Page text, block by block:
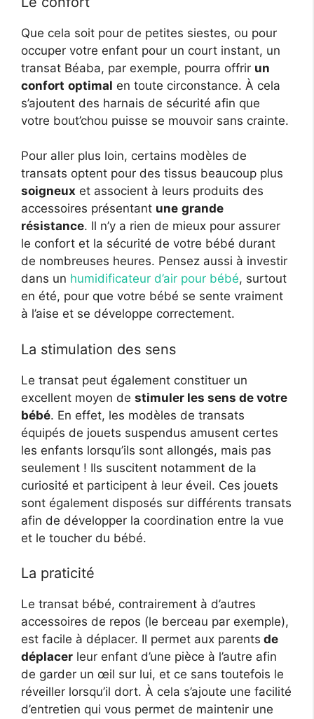
Que cela soit pour de petites siestes, ou pour
occuper votre enfant pour un court instant, un
transat Béaba, par exemple, pourra offrir un
confort optimal en toute circonstance. À cela
s’ajoutent des harnais de sécurité afin que
votre bout’chou puisse se mouvoir sans crainte.
Pour aller plus loin, certains modèles de
transats optent pour des tissus beaucoup plus
soigneux et associent à leurs produits des
accessoires présentant une grande
résistance. Il n’y a rien de mieux pour assurer
le confort et la sécurité de votre bébé durant
de nombreuses heures. Pensez aussi à investir
dans un humidificateur d’air pour bébé, surtout
en été, pour que votre bébé se sente vraiment
à l’aise et se développe correctement.
La stimulation des sens
Le transat peut également constituer un
excellent moyen de stimuler les sens de votre
bébé. En effet, les modèles de transats
équipés de jouets suspendus amusent certes
les enfants lorsqu’ils sont allongés, mais pas
seulement ! Ils suscitent notamment de la
curiosité et participent à leur éveil. Ces jouets
sont également disposés sur différents transats
afin de développer la coordination entre la vue
et le toucher du bébé.
La praticité
Le transat bébé, contrairement à d’autres
accessoires de repos (le berceau par exemple),
est facile à déplacer. Il permet aux parents de
déplacer leur enfant d’une pièce à l’autre afin
de garder un œil sur lui, et ce sans toutefois le
réveiller lorsqu’il dort. À cela s’ajoute une facilité
d’entretien qui vous permet de maintenir une